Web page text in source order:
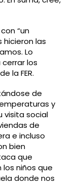
“un
las
Lo
los
la FER.
de
y
visita social
de
e incluso
bien
que
los niños que
donde nos